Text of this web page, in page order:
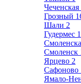
Грозный
Шали 2
Гудермес 1
Смоленск
Ярцево 2
Сафоново
Ямало-